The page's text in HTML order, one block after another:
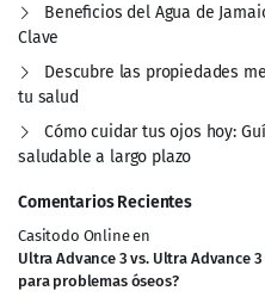
Beneficios del Agua de
Clave
Descubre las propiedades
tu salud
Cómo cuidar tus ojos hoy:
saludable a largo plazo
Comentarios Recientes
Casitodo Onlineen
Ultra Advance 3 vs. Ultra Advance
para problemas óseos?